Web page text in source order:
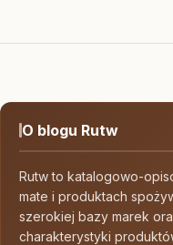
O blogu Rutw
Rutw to katalogowo-
mate i produktach
szerokiej bazy marek
charakterystyki